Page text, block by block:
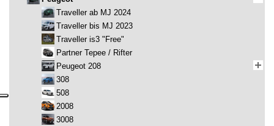
Traveller ab MJ 2024
Traveller bis MJ 2023
Traveller is3 "Free"
Partner Tepee / Rifter
Peugeot 208
308
508
2008
3008